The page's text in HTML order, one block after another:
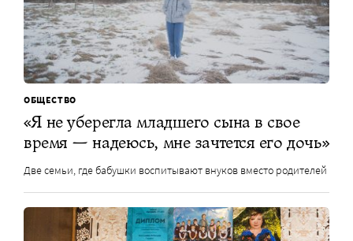
ОБЩЕСТВО
«Я не уберегла младшего сына в свое
время — надеюсь, мне зачтется его дочь»
Две семьи, где бабушки воспитывают внуков вместо родителей